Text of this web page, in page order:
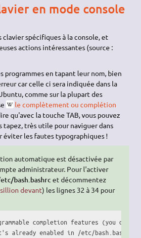
en mode console
clavier spécifiques à la console, et
actions intéressantes (source :
programmes en tapant leur nom, bien
car celle ci sera indiquée dans la
comme sur la plupart des
le complètement ou complétion
qu'avec la touche TAB, vous pouvez
tapez, très utile pour naviguer dans
éviter les fautes typographiques !
automatique est désactivée par
administrateur. Pour l'activer
bash.bashrc et décommentez
devant) les lignes 32 à 34 pour
completion features (you don't
enabled in /etc/bash.bashrc